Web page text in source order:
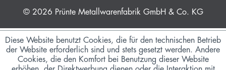
© 2026 Prünte Metallwarenfabrik GmbH & Co. KG
Diese Website benutzt Cookies, die für den technischen Betrieb
der Website erforderlich sind und stets gesetzt werden. Andere
Cookies, die den Komfort bei Benutzung dieser Website